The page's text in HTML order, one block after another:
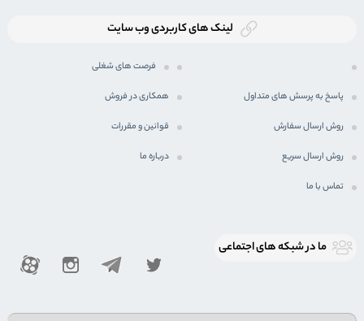
لینک های کاربردی وب سایت
فرصت های شغلی
پاسخ به پرسش های متداول همکاری در فروش
روش ارسال سفارش قوانین و مقررات
روش ارسال سریع درباره ما
تماس با ما
ما در شبكه های اجتماعی